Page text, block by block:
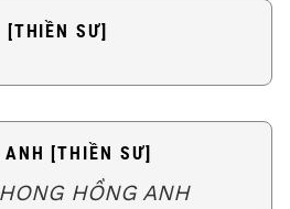
[THIỀN SƯ]
ANH [THIỀN SƯ]
HỒNG ANH